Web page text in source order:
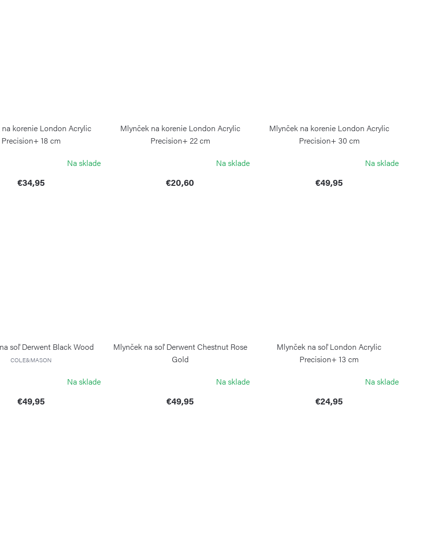
korenie London Acrylic
Precision+ 18 cm
Na sklade
€34,95
Mlynček na korenie London Acrylic
Precision+ 22 cm
Na sklade
€20,60
Mlynček na korenie London Acrylic
Precision+ 30 cm
Na sklade
€49,95
soľ Derwent Black Wood
COLE&MASON
Na sklade
€49,95
Mlynček na soľ Derwent Chestnut Rose
Gold
Na sklade
€49,95
Mlynček na soľ London Acrylic
Precision+ 13 cm
Na sklade
€24,95